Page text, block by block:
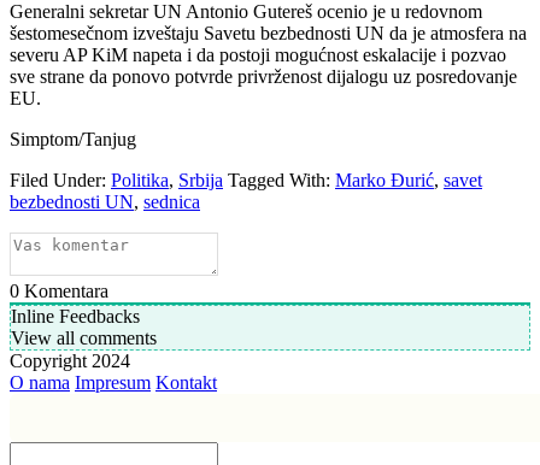
Generalni sekretar UN Antonio Gutereš ocenio je u redovnom
šestomesečnom izveštaju Savetu bezbednosti UN da je atmosfera na
severu AP KiM napeta i da postoji mogućnost eskalacije i pozvao
sve strane da ponovo potvrde privrženost dijalogu uz posredovanje
EU.
Simptom/Tanjug
Filed Under: Politika, Srbija Tagged With: Marko Đurić, savet
bezbednosti UN, sednica
0 Komentara
Inline Feedbacks
View all comments
Copyright 2024
O nama Impresum Kontakt